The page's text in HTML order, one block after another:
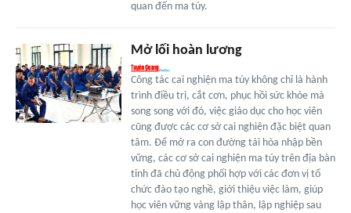
quan đến ma túy.
Mở lối hoàn lương
Công tác cai nghiện ma túy không chỉ là hành
trình điều trị, cắt cơn, phục hồi sức khỏe mà
song song với đó, việc giáo dục cho học viên
cũng được các cơ sở cai nghiện đặc biệt quan
tâm. Để mở ra con đường tái hòa nhập bền
vững, các cơ sở cai nghiện ma túy trên địa bàn
tỉnh đã chủ động phối hợp với các đơn vị tổ
chức đào tạo nghề, giới thiệu việc làm, giúp
học viên vững vàng lập thân, lập nghiệp sau